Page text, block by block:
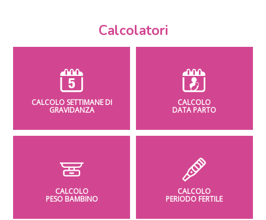
Calcolatori
CALCOLO SETTIMANE DI
GRAVIDANZA
CALCOLO
DATA PARTO
CALCOLO
PESO BAMBINO
CALCOLO
PERIODO FERTILE